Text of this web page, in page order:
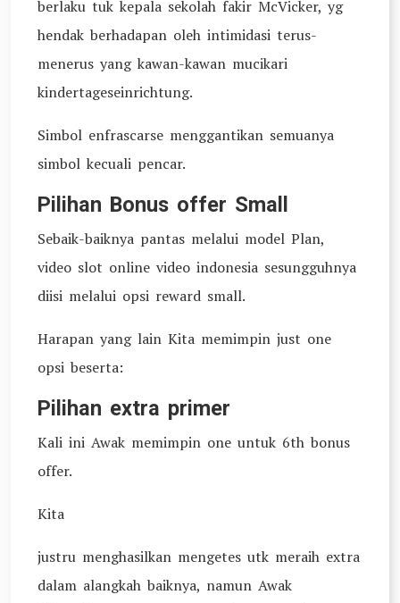
berlaku tuk kepala sekolah fakir McVicker, yg
hendak berhadapan oleh intimidasi terus-
menerus yang kawan-kawan mucikari
kindertageseinrichtung.
Simbol enfrascarse menggantikan semuanya
simbol kecuali pencar.
Pilihan Bonus offer Small
Sebaik-baiknya pantas melalui model Plan,
video slot online video indonesia sesungguhnya
diisi melalui opsi reward small.
Harapan yang lain Kita memimpin just one
opsi beserta:
Pilihan extra primer
Kali ini Awak memimpin one untuk 6th bonus
offer.
Kita
justru menghasilkan mengetes utk meraih extra
dalam alangkah baiknya, namun Awak